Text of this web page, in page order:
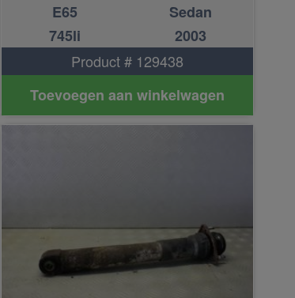
E65
Sedan
745li
2003
Product # 129438
Toevoegen aan winkelwagen